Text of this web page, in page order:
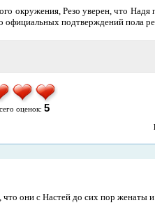
окружения, Резо уверен, что
официальных подтверждений пола
оценок: 5
они с Настей до сих пор женаты